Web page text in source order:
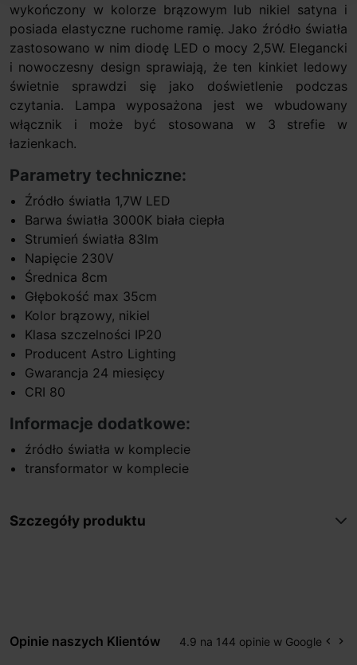
wykończony w kolorze brązowym lub nikiel satyna i
posiada elastyczne ruchome ramię. Jako źródło światła
zastosowano w nim diodę LED o mocy 2,5W. Elegancki
i nowoczesny design sprawiają, że ten kinkiet ledowy
świetnie sprawdzi się jako doświetlenie podczas
czytania. Lampa wyposażona jest we wbudowany
włącznik i może być stosowana w 3 strefie w
łazienkach.
Parametry techniczne:
Źródło światła 1,7W LED
Barwa światła 3000K biała ciepła
Strumień światła 83lm
Napięcie 230V
Średnica 8cm
Głębokość max 35cm
Kolor brązowy, nikiel
Klasa szczelności IP20
Producent Astro Lighting
Gwarancja 24 miesięcy
CRI 80
Informacje dodatkowe:
źródło światła w komplecie
transformator w komplecie
Szczegóły produktu
Opinie naszych Klientów 4.9 na 144 opinie w Google keyboard_arrow_left keyboard_arrow_right